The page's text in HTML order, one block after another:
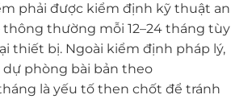
phải được kiểm định kỹ thuật an
thường mỗi 12–24 tháng tùy
thiết bị. Ngoài kiểm định pháp lý,
phòng bài bản theo
là yếu tố then chốt để tránh